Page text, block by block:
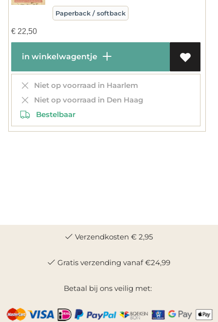
Paperback / softback
€22,50
in winkelwagentje
Niet op voorraad in Haarlem
Niet op voorraad in Den Haag
Bestelbaar
Verzendkosten € 2,95
Gratis verzending vanaf €24,99
Betaal bij ons veilig met: